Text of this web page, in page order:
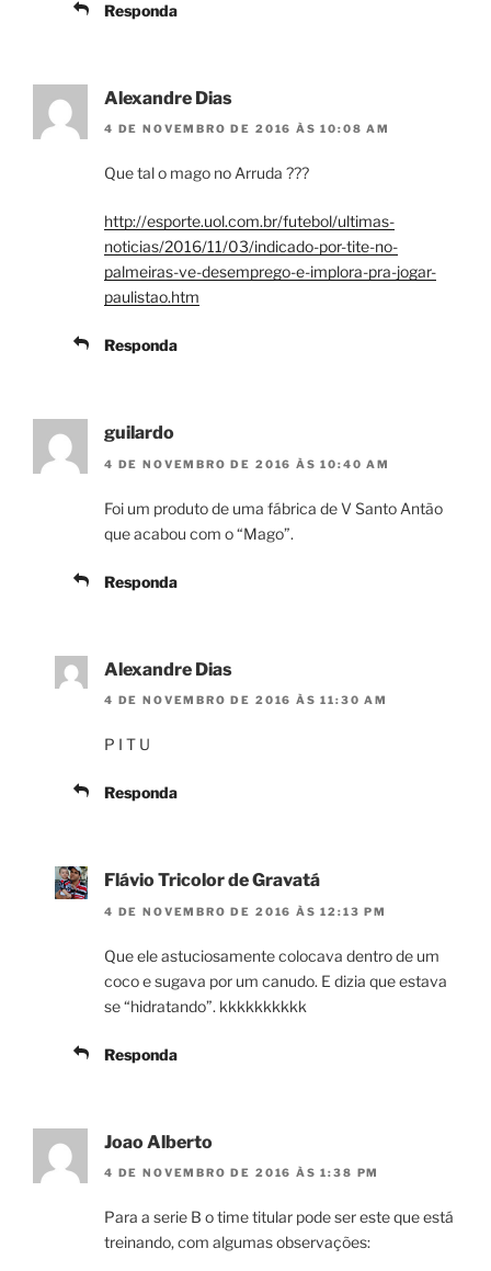
Responda
Alexandre Dias
4 DE NOVEMBRO DE 2016 ÀS 10:08 AM
Que tal o mago no Arruda ???
http://esporte.uol.com.br/futebol/ultimas-
noticias/2016/11/03/indicado-por-tite-no-
palmeiras-ve-desemprego-e-implora-pra-jogar-
paulistao.htm
Responda
guilardo
4 DE NOVEMBRO DE 2016 ÀS 10:40 AM
Foi um produto de uma fábrica de V Santo Antão
que acabou com o “Mago”.
Responda
Alexandre Dias
4 DE NOVEMBRO DE 2016 ÀS 11:30 AM
P I T U
Responda
Flávio Tricolor de Gravatá
4 DE NOVEMBRO DE 2016 ÀS 12:13 PM
Que ele astuciosamente colocava dentro de um
coco e sugava por um canudo. E dizia que estava
se “hidratando”. kkkkkkkkkk
Responda
Joao Alberto
4 DE NOVEMBRO DE 2016 ÀS 1:38 PM
Para a serie B o time titular pode ser este que está
treinando, com algumas observações: